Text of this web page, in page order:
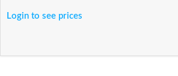
Login to see prices